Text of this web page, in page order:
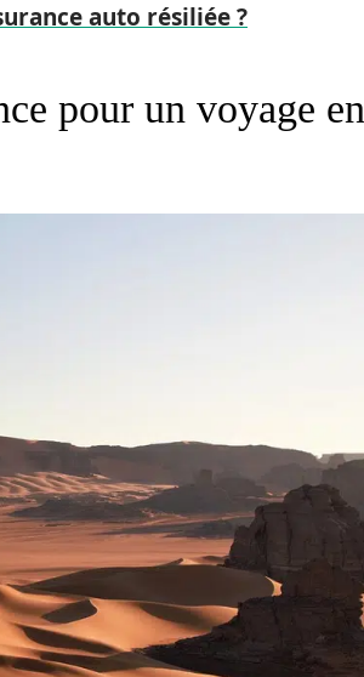
auto résiliée ?
pour un voyage en